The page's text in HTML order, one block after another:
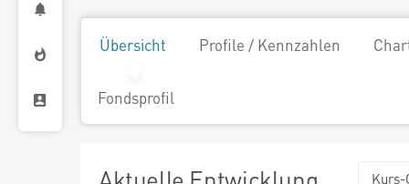
Übersicht Profile / Kennzahlen
Fondsprofil
Kurs-